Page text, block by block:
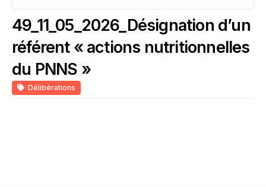
49_11_05_2026_Désignation d’un
référent « actions nutritionnelles
du PNNS »
Délibérations